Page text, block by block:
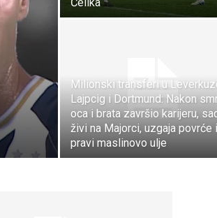
Milionski transferi u
Lajpcig i Dortmund: Nakon
oca i brata završio karijeru,
živi na Majorci, uzgaja povrće i
pravi maslinovo ulje